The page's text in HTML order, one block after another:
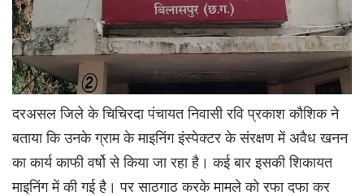
दरअसल जिले के चिचिरदा पंचायत निवासी रवि प्रकाश कौशिक ने
बताया कि उनके ग्राम के माइनिंग इंस्पेक्टर के संरक्षण में अवैध खनन
का कार्य काफी वर्षो से किया जा रहा है। कई बार इसकी शिकायत
माइनिंग में की गई है। पर साठगाठ करके मामले को रफा दफा कर